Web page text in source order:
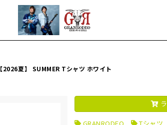
【2026夏】 SUMMER Tシャツ ホワイト